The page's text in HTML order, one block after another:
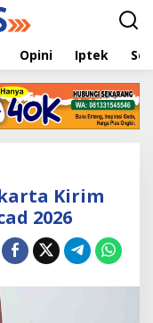
Opini Iptek
Kirim
2026